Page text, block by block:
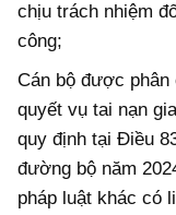
chịu trách nhiệm
công;
Cán bộ được phân
quyết vụ tai nạn
quy định tại Điều
đường bộ năm
pháp luật khác có